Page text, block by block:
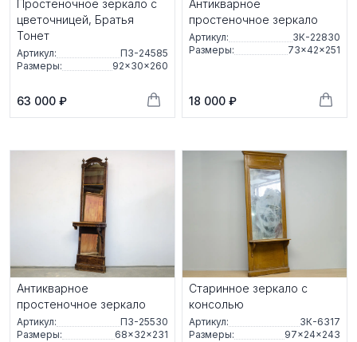
Простеночное зеркало с
цветочницей, Братья
Тонет
Артикул:
ПЗ-24585
Размеры:
92×30×260
63 000 ₽
Антикварное
простеночное зеркало
Артикул:
ЗК-22830
Размеры:
73×42×251
18 000 ₽
Антикварное
простеночное зеркало
Артикул:
ПЗ-25530
Размеры:
68×32×231
Старинное зеркало с
консолью
Артикул:
ЗК-6317
Размеры:
97×24×243